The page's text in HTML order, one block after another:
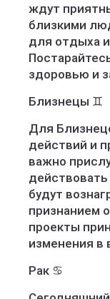
ждут
близкими
для отдыха
здоровью и
Близнецы ♊️
Для
действий и
важно
будут
признанием
проекты
изменения в
Рак ♋️